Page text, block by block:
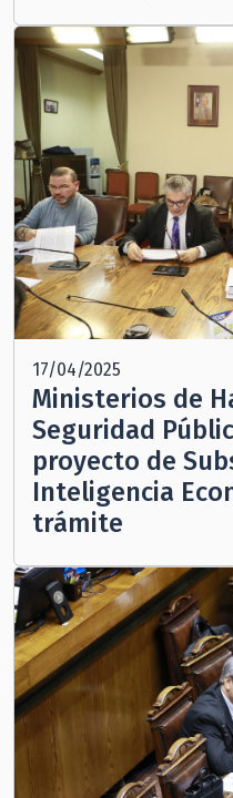
17/04/2025
Ministerios de
Seguridad
proyecto de
Inteligencia
trámite